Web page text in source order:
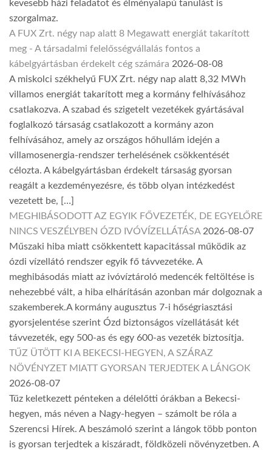
kevesebb házi feladatot és élményalapú tanulást is
szorgalmaz.
A FUX Zrt. négy nap alatt 8 Megawatt energiát takarított
meg - A társadalmi felelősségvállalás fontos a
kábelgyártásban érdekelt cég számára 2026-08-08
A miskolci székhelyű FUX Zrt. négy nap alatt 8,32 MWh
villamos energiát takarított meg a kormány felhívásához
csatlakozva. A szabad és szigetelt vezetékek gyártásával
foglalkozó társaság csatlakozott a kormány azon
felhívásához, amely az országos hőhullám idején a
villamosenergia-rendszer terhelésének csökkentését
célozta. A kábelgyártásban érdekelt társaság gyorsan
reagált a kezdeményezésre, és több olyan intézkedést
vezetett be, […]
MEGHIBÁSODOTT AZ EGYIK FŐVEZETÉK, DE EGYELŐRE
NINCS VESZÉLYBEN ÓZD IVÓVÍZELLÁTÁSA 2026-08-07
Műszaki hiba miatt csökkentett kapacitással működik az
ózdi vízellátó rendszer egyik fő távvezetéke. A
meghibásodás miatt az ivóvíztároló medencék feltöltése is
nehezebbé vált, a hiba elhárításán azonban már dolgoznak a
szakemberek.A kormány augusztus 7-i hőségriasztási
gyorsjelentése szerint Ózd biztonságos vízellátását két
távvezeték, egy 500-as és egy 600-as vezeték biztosítja.
TŰZ ÜTÖTT KI A BEKECSI-HEGYEN, A SZÁRAZ
NÖVÉNYZET MIATT GYORSAN TERJEDTEK A LÁNGOK
2026-08-07
Tűz keletkezett pénteken a délelőtti órákban a Bekecsi-
hegyen, más néven a Nagy-hegyen – számolt be róla a
Szerencsi Hírek. A beszámoló szerint a lángok több ponton
is gyorsan terjedtek a kiszáradt, földközeli növényzetben. A